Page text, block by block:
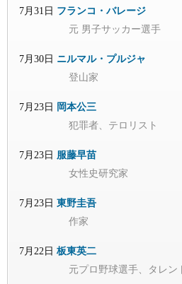
7月31日 フランコ・バレージ
元 男子サッカー選手
7月30日 ニルマル・プルジャ
登山家
7月23日 岡本公三
犯罪者、テロリスト
7月23日 服藤早苗
女性史研究家
7月23日 東野圭吾
作家
7月22日 板東英二
元プロ野球選手、タレン